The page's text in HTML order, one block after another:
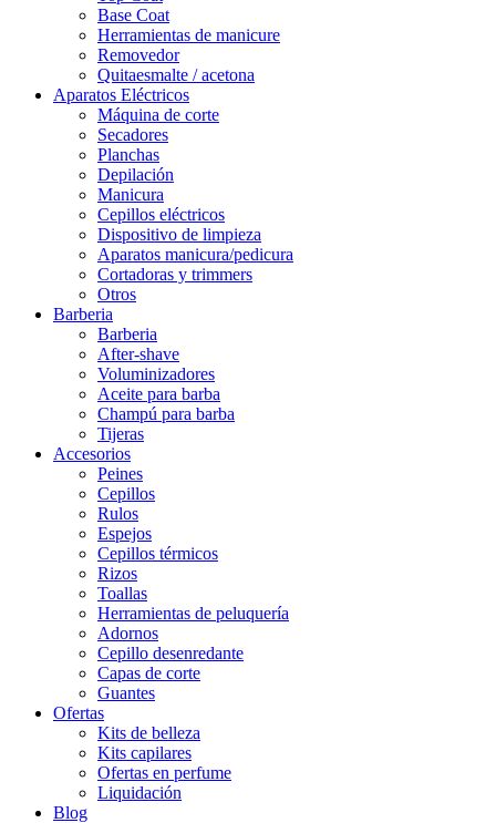
Base Coat
Herramientas de manicure
Removedor
Quitaesmalte / acetona
Aparatos Eléctricos
Máquina de corte
Secadores
Planchas
Depilación
Manicura
Cepillos eléctricos
Dispositivo de limpieza
Aparatos manicura/pedicura
Cortadoras y trimmers
Otros
Barberia
Barberia
After-shave
Voluminizadores
Aceite para barba
Champú para barba
Tijeras
Accesorios
Peines
Cepillos
Rulos
Espejos
Cepillos térmicos
Rizos
Toallas
Herramientas de peluquería
Adornos
Cepillo desenredante
Capas de corte
Guantes
Ofertas
Kits de belleza
Kits capilares
Ofertas en perfume
Liquidación
Blog